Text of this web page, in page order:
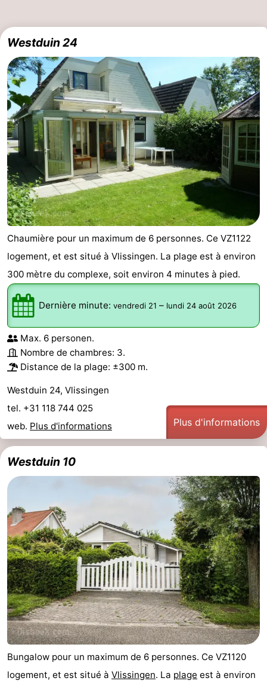
Westduin 24
Chaumière pour un maximum de 6 personnes. Ce VZ1122
logement, et est situé à Vlissingen. La plage est à environ
300 mètre du complexe, soit environ 4 minutes à pied.
Dernière minute: vendredi 21 – lundi 24 août 2026
Max. 6 personen.
Nombre de chambres: 3.
Distance de la plage: ±300 m.
Westduin 24, Vlissingen
tel. +31 118 744 025
web. Plus d'informations Plus d'informations
Westduin 10
Bungalow pour un maximum de 6 personnes. Ce VZ1120
logement, et est situé à Vlissingen. La plage est à environ